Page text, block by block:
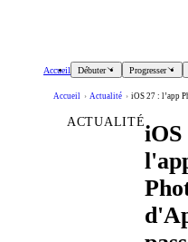
Accueil Débuter Progresser
Accueil › Actualité › iOS 27 : l’app
ACTUALITÉiOS